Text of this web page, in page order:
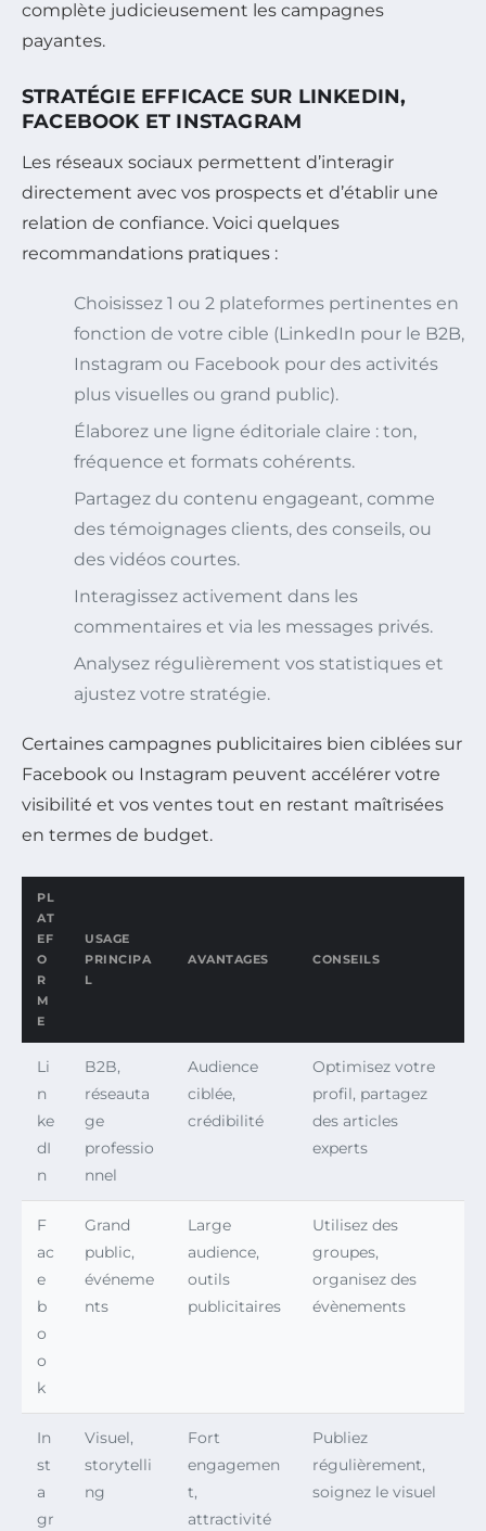
complète judicieusement les campagnes
payantes.
STRATÉGIE EFFICACE SUR LINKEDIN,
FACEBOOK ET INSTAGRAM
Les réseaux sociaux permettent d’interagir
directement avec vos prospects et d’établir une
relation de confiance. Voici quelques
recommandations pratiques :
Choisissez 1 ou 2 plateformes pertinentes en
fonction de votre cible (LinkedIn pour le B2B,
Instagram ou Facebook pour des activités
plus visuelles ou grand public).
Élaborez une ligne éditoriale claire : ton,
fréquence et formats cohérents.
Partagez du contenu engageant, comme
des témoignages clients, des conseils, ou
des vidéos courtes.
Interagissez activement dans les
commentaires et via les messages privés.
Analysez régulièrement vos statistiques et
ajustez votre stratégie.
Certaines campagnes publicitaires bien ciblées sur
Facebook ou Instagram peuvent accélérer votre
visibilité et vos ventes tout en restant maîtrisées
en termes de budget.
PL
AT
EF
O
R
M
E
USAGE
PRINCIPA
L
AVANTAGES CONSEILS
Li
n
ke
dI
n
B2B,
réseauta
ge
professio
nnel
Audience
ciblée,
crédibilité
Optimisez votre
profil, partagez
des articles
experts
F
ac
e
b
o
o
k
Grand
public,
événeme
nts
Large
audience,
outils
publicitaires
Utilisez des
groupes,
organisez des
évènements
In
st
a
gr
Visuel,
storytelli
ng
Fort
engagemen
t,
attractivité
Publiez
régulièrement,
soignez le visuel